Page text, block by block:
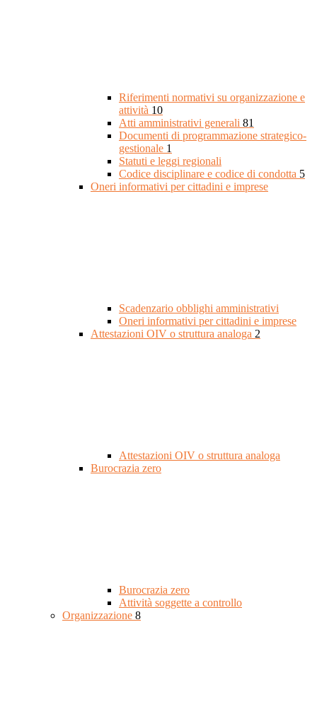
Riferimenti normativi su organizzazione e
attività 10
Atti amministrativi generali 81
Documenti di programmazione strategico-
gestionale 1
Statuti e leggi regionali
Codice disciplinare e codice di condotta 5
Oneri informativi per cittadini e imprese
Scadenzario obblighi amministrativi
Oneri informativi per cittadini e imprese
Attestazioni OIV o struttura analoga 2
Attestazioni OIV o struttura analoga
Burocrazia zero
Burocrazia zero
Attività soggette a controllo
Organizzazione 8